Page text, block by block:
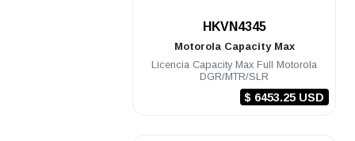
HKVN4345
Motorola Capacity Max
Licencia Capacity Max Full Motorola
DGR/MTR/SLR
$ 6453.25 USD